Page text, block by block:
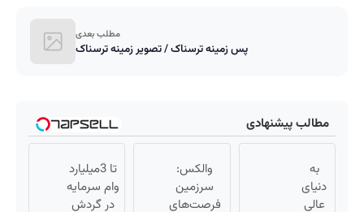
مطلب بعدی
پس زمینه ترسناک / تصویر زمینه ترسناک
مطالب پیشنهادی
به
دنیای
عالی
والکس:
سرزمین
فرصت‌های
تا 3میلیارد
وام سرمایه
در گردش